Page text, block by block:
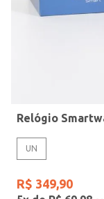
Relógio
UN
R$ 349,90